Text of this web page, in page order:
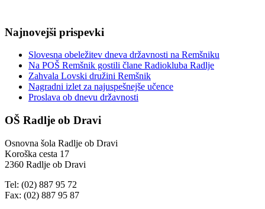
Najnovejši prispevki
Slovesna obeležitev dneva državnosti na Remšniku
Na POŠ Remšnik gostili člane Radiokluba Radlje
Zahvala Lovski družini Remšnik
Nagradni izlet za najuspešnejše učence
Proslava ob dnevu državnosti
OŠ Radlje ob Dravi
Osnovna šola Radlje ob Dravi
Koroška cesta 17
2360 Radlje ob Dravi
Tel: (02) 887 95 72
Fax: (02) 887 95 87